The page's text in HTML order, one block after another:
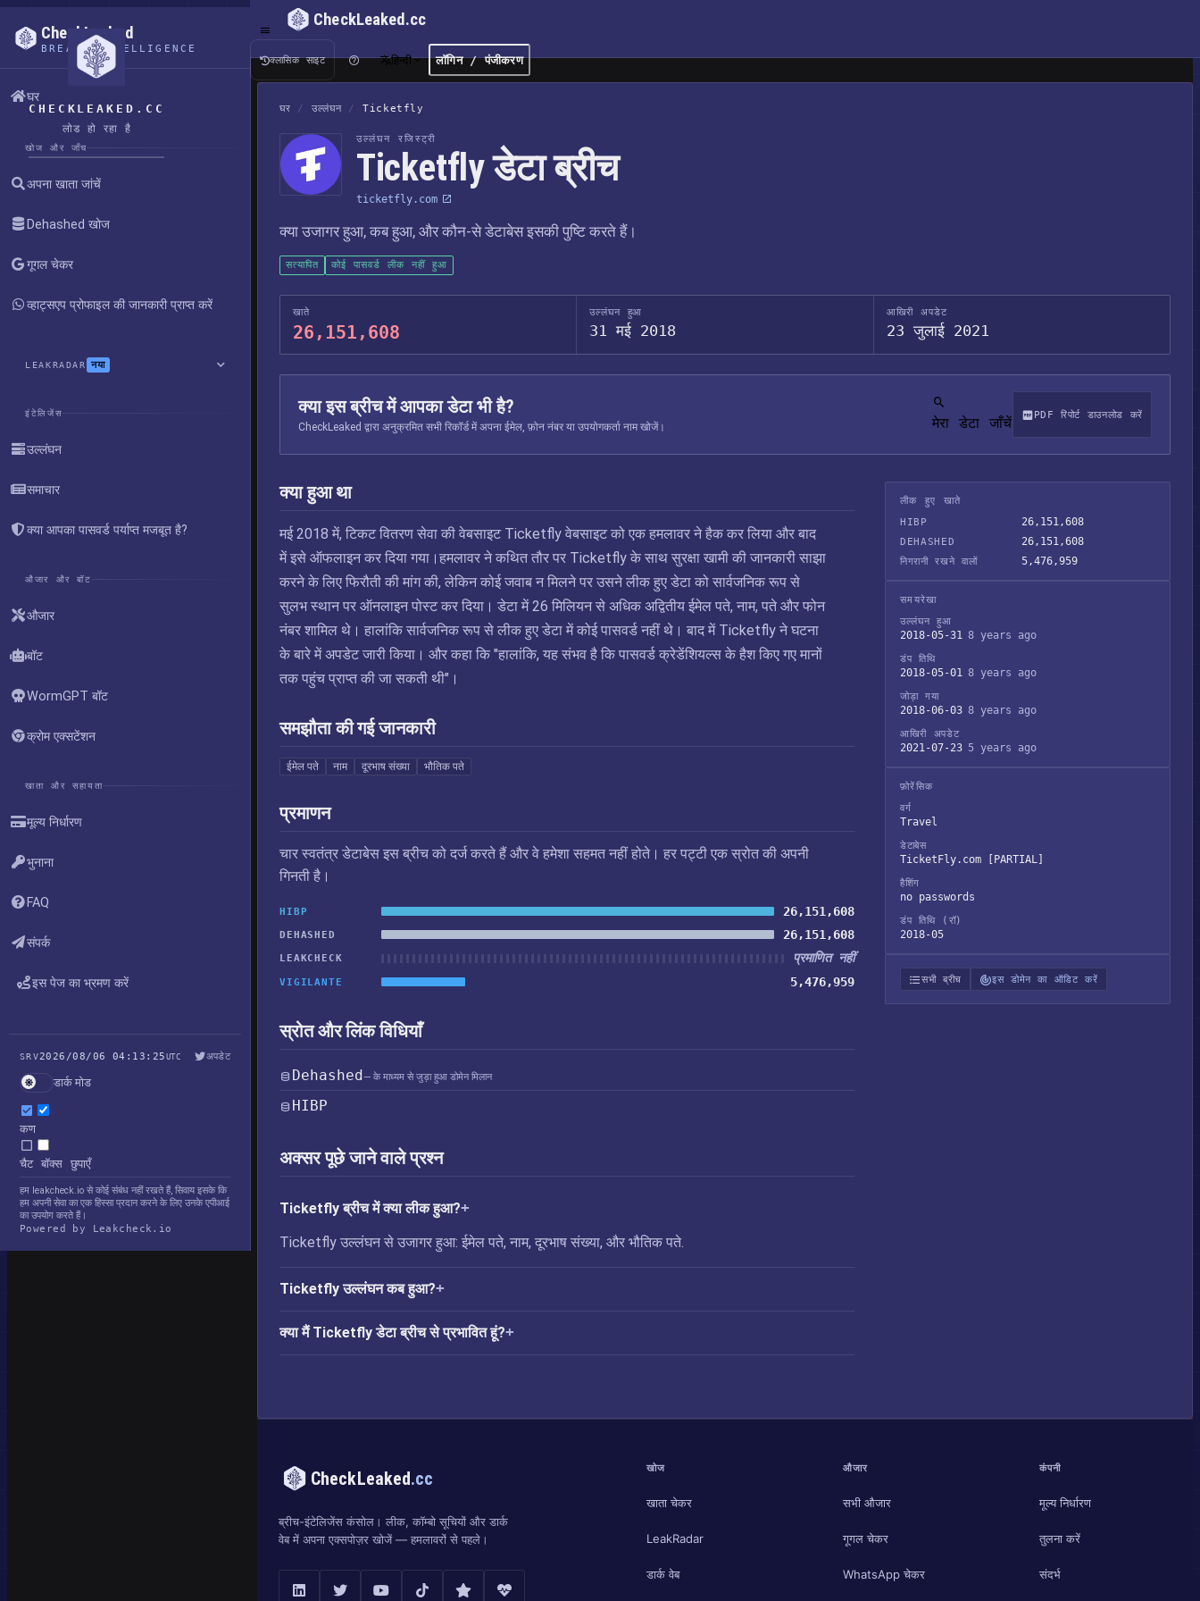
CHECKLEAKED.CC
लोड हो रहा है
CheckLeaked
BREACH INTELLIGENCE
घर
खोज और जाँच
अपना खाता जांचें
Dehashed खोज
गूगल चेकर
व्हाट्सएप प्रोफाइल की जानकारी प्राप्त करें
LEAKRADAR नया
इंटेलिजेंस
उल्लंघन
समाचार
क्या आपका पासवर्ड पर्याप्त मजबूत है?
औजार और बॉट
औजार
बॉट
WormGPT बॉट
क्रोम एक्सटेंशन
खाता और सहायता
मूल्य निर्धारण
भुनाना
FAQ
संपर्क
इस पेज का भ्रमण करें
SRV2026/08/06 04:13:25UTC अपडेट
डार्क मोड
कण
चैट बॉक्स छुपाएँ
हम leakcheck.io से कोई संबंध नहीं रखते हैं, सिवाय इसके कि
हम अपनी सेवा का एक हिस्सा प्रदान करने के लिए उनके एपीआई
का उपयोग करते हैं।
Powered by Leakcheck.io
CheckLeaked.cc
क्लासिक साइट हिन्दी लॉगिन / पंजीकरण
घर / उल्लंघन / Ticketfly
उल्लंघन रजिस्ट्री
Ticketfly डेटा ब्रीच
ticketfly.com
क्या उजागर हुआ, कब हुआ, और कौन-से डेटाबेस इसकी पुष्टि करते हैं।
सत्यापित कोई पासवर्ड लीक नहीं हुआ
खाते
26,151,608
उल्लंघन हुआ
31 मई 2018
आखिरी अपडेट
23 जुलाई 2021
क्या इस ब्रीच में आपका डेटा भी है?
CheckLeaked द्वारा अनुक्रमित सभी रिकॉर्ड में अपना ईमेल, फ़ोन नंबर या उपयोगकर्ता नाम खोजें। मेरा डेटा जाँचें PDF रिपोर्ट डाउनलोड करें
क्या हुआ था
मई 2018 में, टिकट वितरण सेवा की वेबसाइट Ticketfly वेबसाइट को एक हमलावर ने हैक कर लिया और बाद
में इसे ऑफलाइन कर दिया गया।हमलावर ने कथित तौर पर Ticketfly के साथ सुरक्षा खामी की जानकारी साझा
करने के लिए फिरौती की मांग की, लेकिन कोई जवाब न मिलने पर उसने लीक हुए डेटा को सार्वजनिक रूप से
सुलभ स्थान पर ऑनलाइन पोस्ट कर दिया। डेटा में 26 मिलियन से अधिक अद्वितीय ईमेल पते, नाम, पते और फोन
नंबर शामिल थे। हालांकि सार्वजनिक रूप से लीक हुए डेटा में कोई पासवर्ड नहीं थे। बाद में Ticketfly ने घटना
के बारे में अपडेट जारी किया। और कहा कि "हालांकि, यह संभव है कि पासवर्ड क्रेडेंशियल्स के हैश किए गए मानों
तक पहुंच प्राप्त की जा सकती थी"।
समझौता की गई जानकारी
ईमेल पते नाम दूरभाष संख्या भौतिक पते
प्रमाणन
चार स्वतंत्र डेटाबेस इस ब्रीच को दर्ज करते हैं और वे हमेशा सहमत नहीं होते। हर पट्टी एक स्रोत की अपनी
गिनती है।
HIBP 26,151,608
DEHASHED 26,151,608
LEAKCHECK प्रमाणित नहीं
VIGILANTE 5,476,959
स्रोत और लिंक विधियाँ
Dehashed— के माध्यम से जुड़ा हुआ डोमेन मिलान
HIBP
अक्सर पूछे जाने वाले प्रश्न
Ticketfly ब्रीच में क्या लीक हुआ?
Ticketfly उल्लंघन से उजागर हुआ: ईमेल पते, नाम, दूरभाष संख्या, और भौतिक पते.
Ticketfly उल्लंघन कब हुआ?
क्या मैं Ticketfly डेटा ब्रीच से प्रभावित हूं?
लीक हुए खाते
HIBP
26,151,608
DEHASHED 26,151,608
निगरानी रखने वालों 5,476,959
समयरेखा
उल्लंघन हुआ
2018-05-31 8 years ago
डंप तिथि
2018-05-01 8 years ago
जोड़ा गया
2018-06-03 8 years ago
आखिरी अपडेट
2021-07-23 5 years ago
फ़ोरेंसिक
वर्ग
Travel
डेटाबेस
TicketFly.com [PARTIAL]
हैशिंग
no passwords
डंप तिथि (रॉ)
2018-05
सभी ब्रीच इस डोमेन का ऑडिट करें
CheckLeaked.cc
ब्रीच-इंटेलिजेंस कंसोल। लीक, कॉम्बो सूचियों और डार्क
वेब में अपना एक्सपोज़र खोजें — हमलावरों से पहले।
खोज
खाता चेकर
LeakRadar
डार्क वेब
औजार
सभी औजार
गूगल चेकर
WhatsApp चेकर
कंपनी
मूल्य निर्धारण
तुलना करें
संदर्भ